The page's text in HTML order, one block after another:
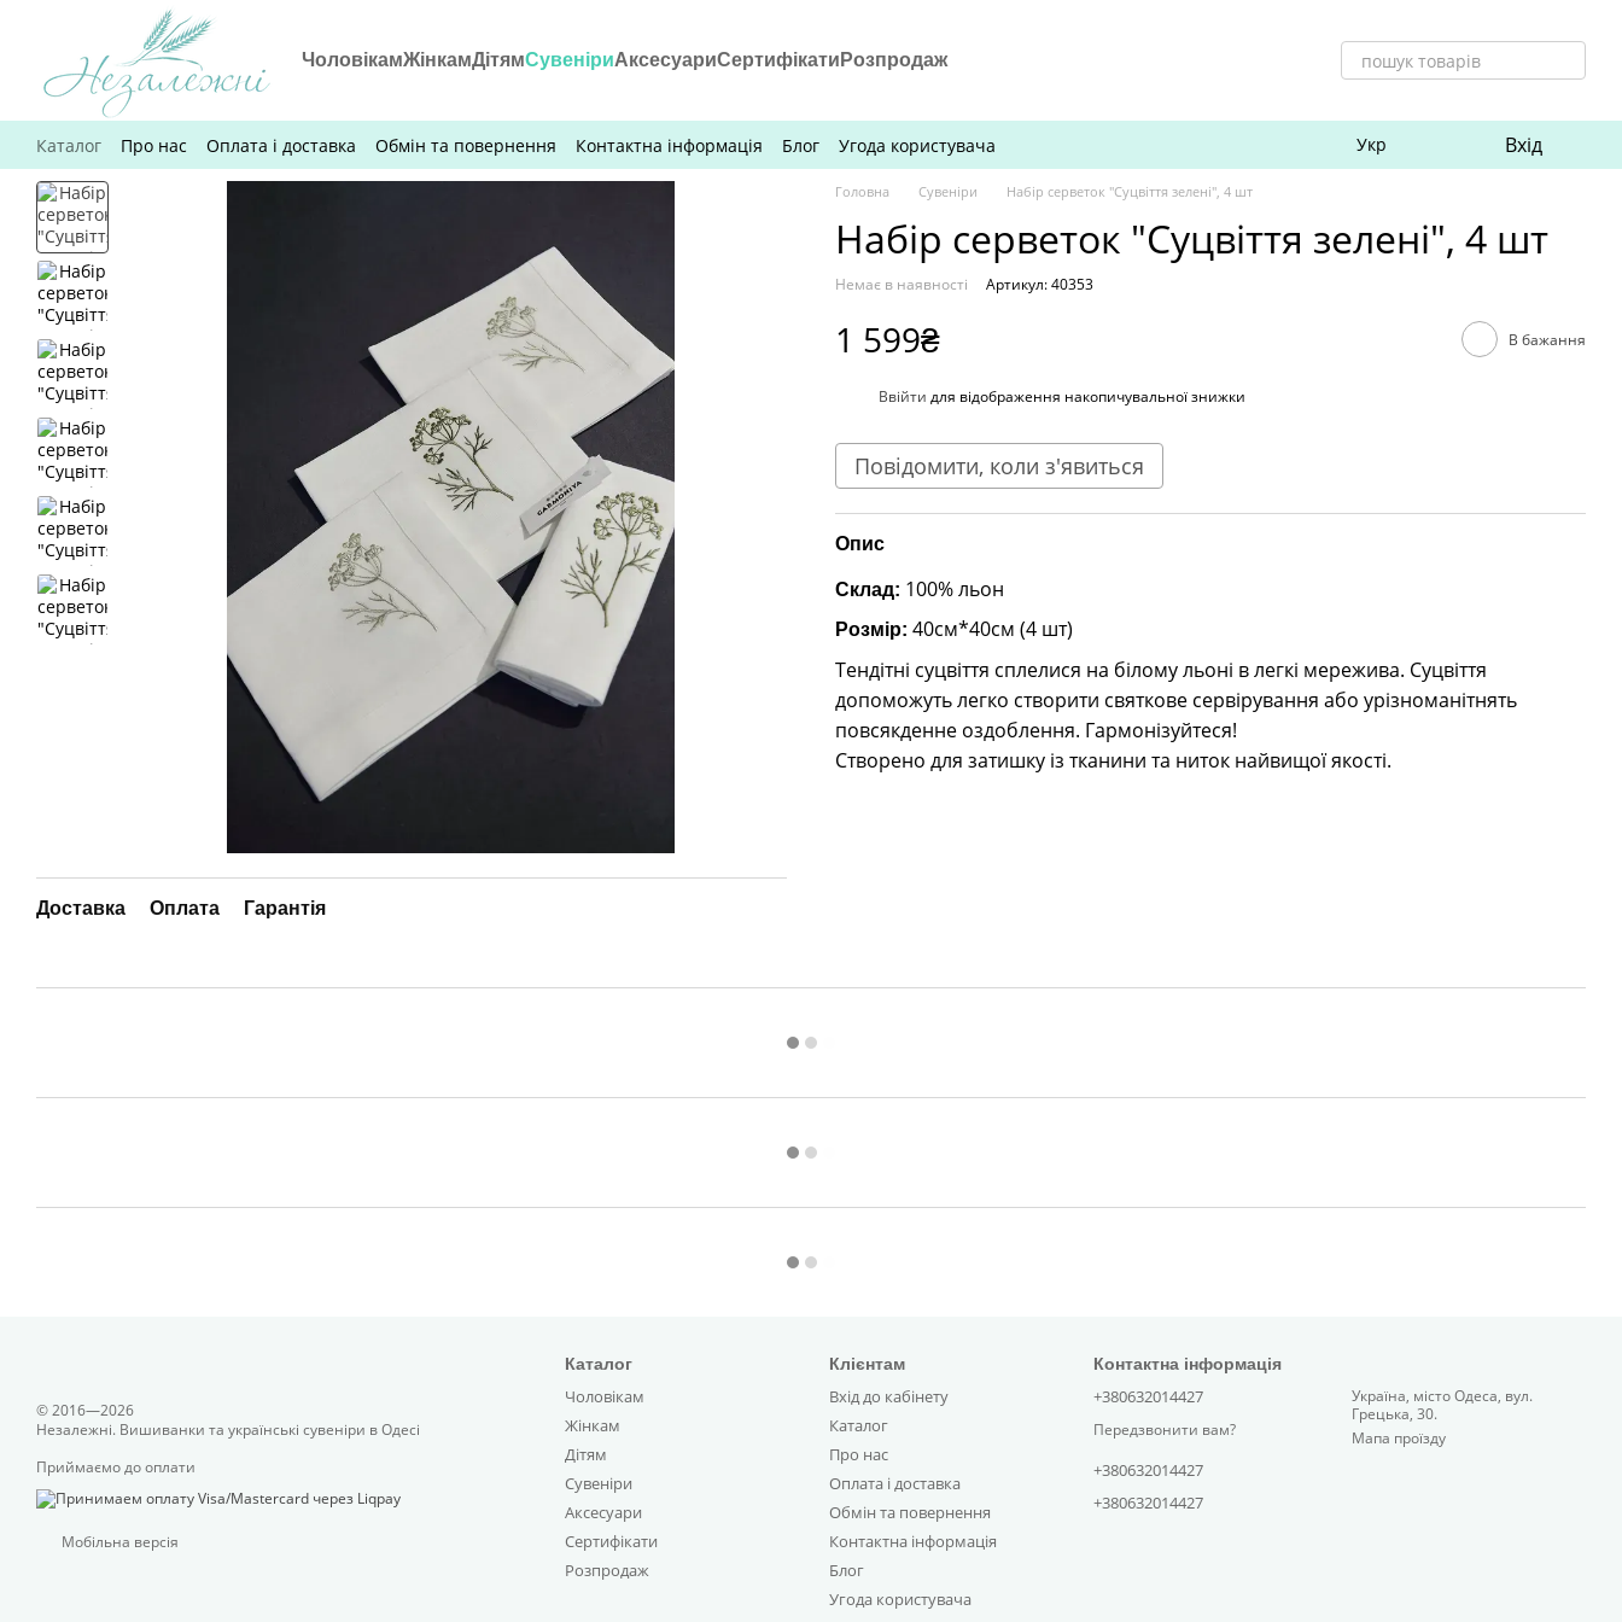
Перейти до основного контенту
ЧоловікамЖінкамДітямСувеніриАксесуариСертифікати Розпродаж
Каталог Про нас Оплата і доставка Обмін та повернення Контактна інформація Блог Угода користувача Укр Вхід
Доставка Оплата Гарантія
Головна Сувеніри Набір серветок "Суцвіття зелені", 4 шт
Набір серветок "Суцвіття зелені", 4 шт
Немає в наявності Артикул: 40353
1 599₴ В бажання
Ввійти для відображення накопичувальної знижки
Повідомити, коли з'явиться
Опис
Склад: 100% льон
Розмір: 40см*40см (4 шт)
Тендітні суцвіття сплелися на білому льоні в легкі мережива. Суцвіття
допоможуть легко створити святкове сервірування або урізноманітнять
повсякденне оздоблення. Гармонізуйтеся!
Створено для затишку із тканини та ниток найвищої якості.
© 2016—2026
Незалежні. Вишиванки та українські сувеніри в Одесі
Приймаємо до оплати
Мобільна версія
Каталог
Чоловікам
Жінкам
Дітям
Сувеніри
Аксесуари
Сертифікати
Розпродаж
Клієнтам
Вхід до кабінету
Каталог
Про нас
Оплата і доставка
Обмін та повернення
Контактна інформація
Блог
Угода користувача
Контактна інформація
+380632014427
Передзвонити вам?
+380632014427
+380632014427
Україна, місто Одеса, вул.
Грецька, 30.
Мапа проїзду